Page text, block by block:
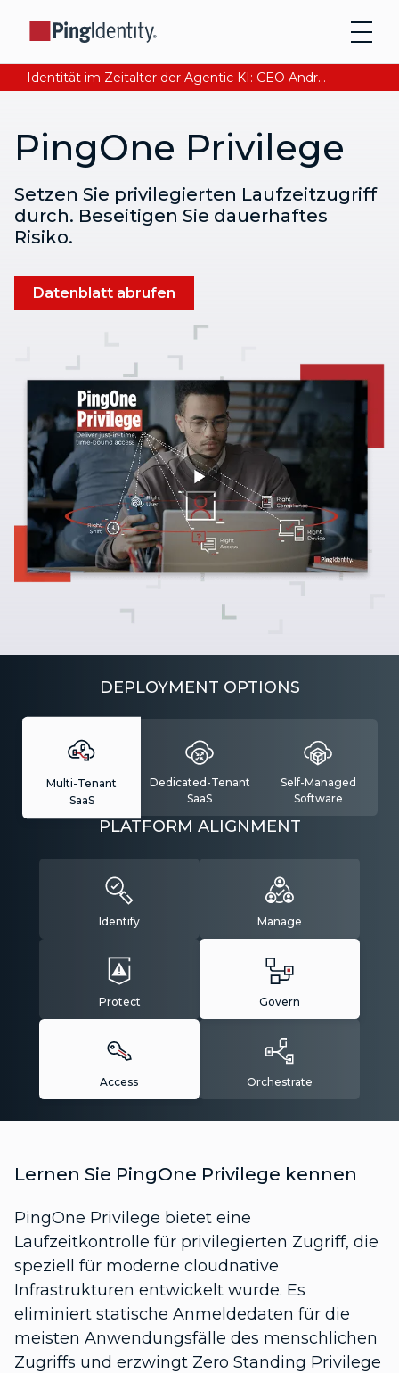
Identität im Zeitalter der Agentic KI: CEO Andre Durand über den Aufbau von digitalem Vertrauen
PingOne Privilege
Setzen Sie privilegierten Laufzeitzugriff
durch. Beseitigen Sie dauerhaftes
Risiko.
Datenblatt abrufen
DEPLOYMENT OPTIONS
Multi-Tenant
SaaS
Dedicated-Tenant
SaaS
Self-Managed
Software
PLATFORM ALIGNMENT
Identify Manage
Protect Govern
Access Orchestrate
Lernen Sie PingOne Privilege kennen
PingOne Privilege bietet eine
Laufzeitkontrolle für privilegierten Zugriff, die
speziell für moderne cloudnative
Infrastrukturen entwickelt wurde. Es
eliminiert statische Anmeldedaten für die
meisten Anwendungsfälle des menschlichen
Zugriffs und erzwingt Zero Standing Privilege